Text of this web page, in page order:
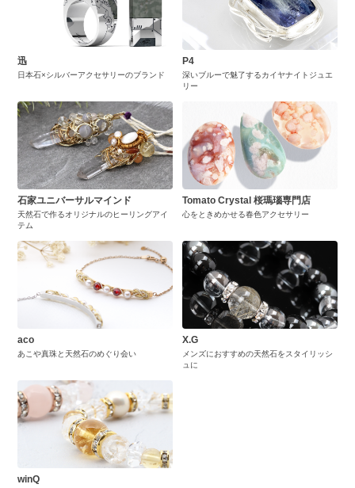
迅
日本石×シルバーアクセサリーのブランド
P4
深いブルーで魅了するカイヤナイトジュエ
リー
石家ユニバーサルマインド
天然石で作るオリジナルのヒーリングアイ
テム
Tomato Crystal 桜瑪瑙専門店
心をときめかせる春色アクセサリー
aco
あこや真珠と天然石のめぐり会い
X.G
メンズにおすすめの天然石をスタイリッシ
ュに
winQ